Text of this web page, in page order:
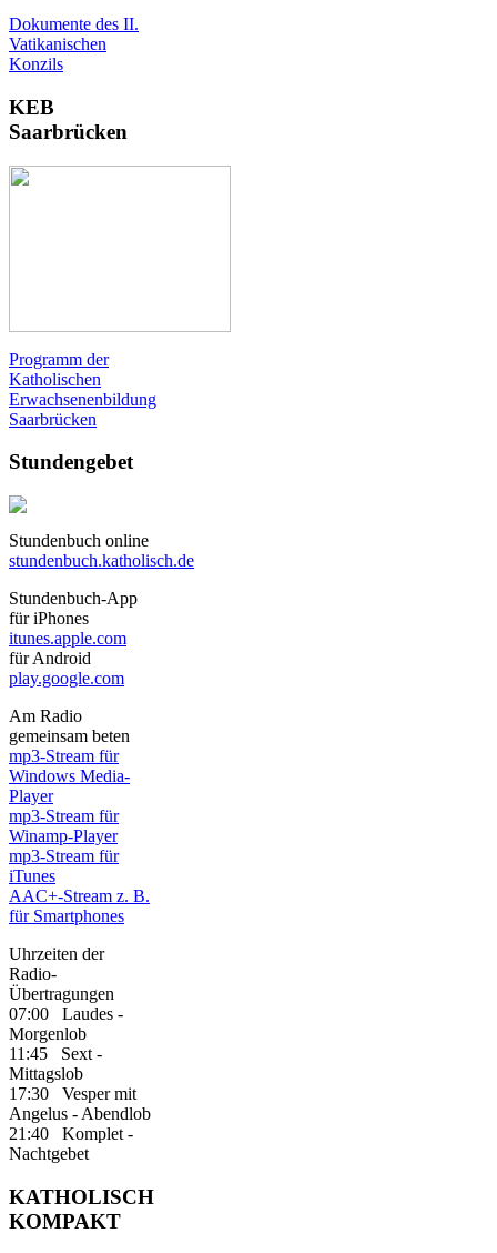
Dokumente des II.
Vatikanischen
Konzils
KEB
Saarbrücken
Programm der
Katholischen
Erwachsenenbildung
Saarbrücken
Stundengebet
Stundenbuch online
stundenbuch.katholisch.de
Stundenbuch-App
für iPhones
itunes.apple.com
für Android
play.google.com
Am Radio
gemeinsam beten
mp3-Stream für
Windows Media-
Player
mp3-Stream für
Winamp-Player
mp3-Stream für
iTunes
AAC+-Stream z. B.
für Smartphones
Uhrzeiten der
Radio-
Übertragungen
07:00 Laudes -
Morgenlob
11:45 Sext -
Mittagslob
17:30 Vesper mit
Angelus - Abendlob
21:40 Komplet -
Nachtgebet
KATHOLISCH
KOMPAKT